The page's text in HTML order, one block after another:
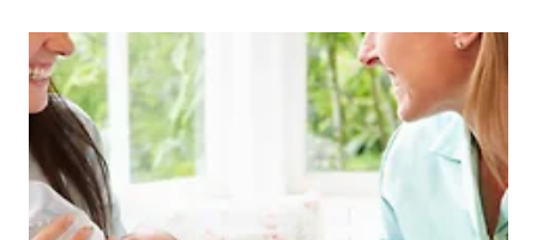
Informationsabend(설명회) 일정 확인하기진료를 받고 있는 산부인과에서
때가되면 출산병원 리스트를 줄때도 있다. 이 리스트에 나와있는 각 출산병원
홈페이지 - Gynäkologie und Geburtshilfe(부인과&출산보조) 탭에 들어
가서 잘 찾아보면 매달 설명회 일자가 올라와있다. 만약 진료받는 산부..